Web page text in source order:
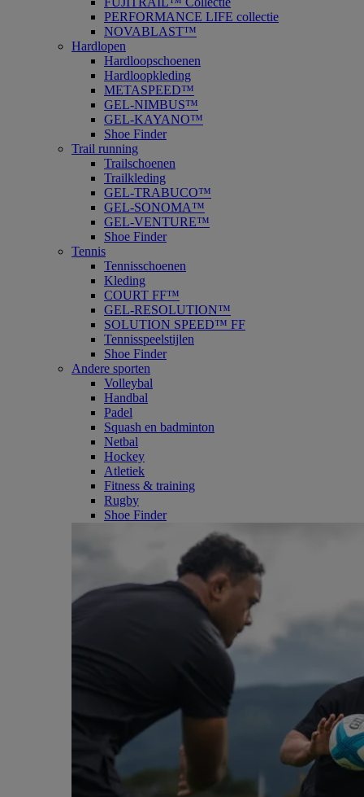
PERFORMANCE LIFE collectie
NOVABLAST™
Hardlopen
Hardloopschoenen
Hardloopkleding
METASPEED™
GEL-NIMBUS™
GEL-KAYANO™
Shoe Finder
Trail running
Trailschoenen
Trailkleding
GEL-TRABUCO™
GEL-SONOMA™
GEL-VENTURE™
Shoe Finder
Tennis
Tennisschoenen
Kleding
COURT FF™
GEL-RESOLUTION™
SOLUTION SPEED™ FF
Tennisspeelstijlen
Shoe Finder
Andere sporten
Volleybal
Handbal
Padel
Squash en badminton
Netbal
Hockey
Atletiek
Fitness & training
Rugby
Shoe Finder